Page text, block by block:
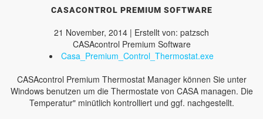
CASACONTROL PREMIUM SOFTWARE
21 November, 2014 | Erstellt von: patzsch
CASAcontrol Premium Software
Casa_Premium_Control_Thermostat.exe
CASAcontrol Premium Thermostat Manager können Sie unter
Windows benutzen um die Thermostate von CASA managen. Die
Temperatur" minütlich kontrolliert und ggf. nachgestellt.